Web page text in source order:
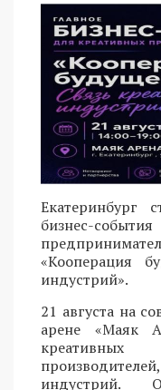
Екатеринбург
бизнес-
«Кооперация
индустрий».
21 августа на
арене «Маяк
индустрий.